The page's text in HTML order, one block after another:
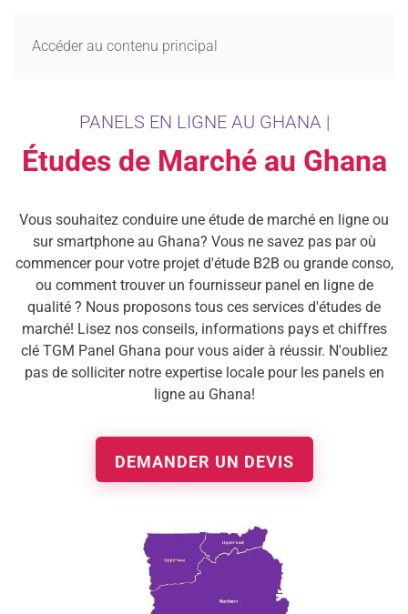
Accéder au contenu principal
PANELS EN LIGNE AU GHANA |
Études de Marché au Ghana
Vous souhaitez conduire une étude de marché en ligne ou
sur smartphone au Ghana? Vous ne savez pas par où
commencer pour votre projet d'étude B2B ou grande conso,
ou comment trouver un fournisseur panel en ligne de
qualité ? Nous proposons tous ces services d'études de
marché! Lisez nos conseils, informations pays et chiffres
clé TGM Panel Ghana pour vous aider à réussir. N'oubliez
pas de solliciter notre expertise locale pour les panels en
ligne au Ghana!
DEMANDER UN DEVIS